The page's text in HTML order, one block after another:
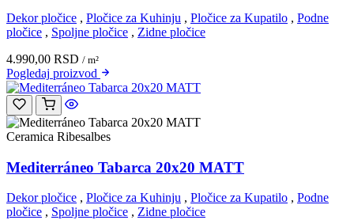
Dekor pločice , Pločice za Kuhinju , Pločice za Kupatilo , Podne
pločice , Spoljne pločice , Zidne pločice
4.990,00 RSD / m²
Pogledaj proizvod
Ceramica Ribesalbes
Mediterráneo Tabarca 20x20 MATT
Dekor pločice , Pločice za Kuhinju , Pločice za Kupatilo , Podne
pločice , Spoljne pločice , Zidne pločice